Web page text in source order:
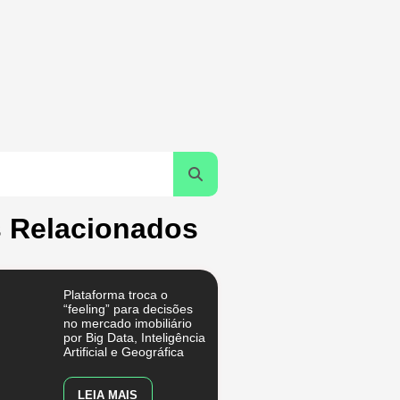
Relacionados
Plataforma troca o
“feeling” para decisões
no mercado imobiliário
por Big Data, Inteligência
Artificial e Geográfica
LEIA MAIS